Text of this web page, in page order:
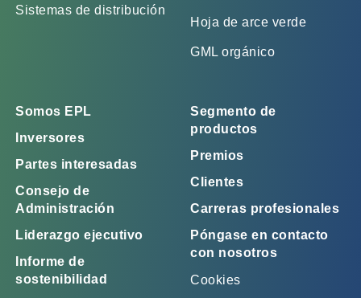
Sistemas de distribución
Hoja de arce verde
GML orgánico
Somos EPL
Inversores
Partes interesadas
Consejo de
Administración
Liderazgo ejecutivo
Informe de
sostenibilidad
Segmento de
productos
Premios
Clientes
Carreras profesionales
Póngase en contacto
con nosotros
Cookies